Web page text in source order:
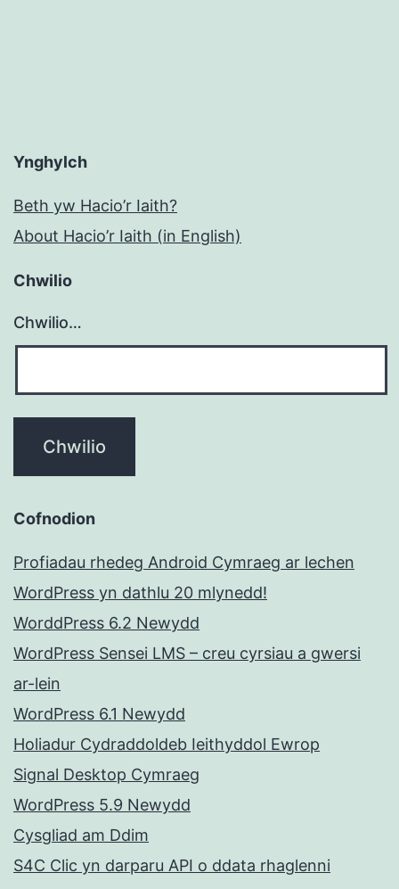
Ynghylch
Beth yw Hacio’r Iaith?
About Hacio’r Iaith (in English)
Chwilio
Chwilio…
Cofnodion
Profiadau rhedeg Android Cymraeg ar lechen
WordPress yn dathlu 20 mlynedd!
WorddPress 6.2 Newydd
WordPress Sensei LMS – creu cyrsiau a gwersi
ar-lein
WordPress 6.1 Newydd
Holiadur Cydraddoldeb Ieithyddol Ewrop
Signal Desktop Cymraeg
WordPress 5.9 Newydd
Cysgliad am Ddim
S4C Clic yn darparu API o ddata rhaglenni